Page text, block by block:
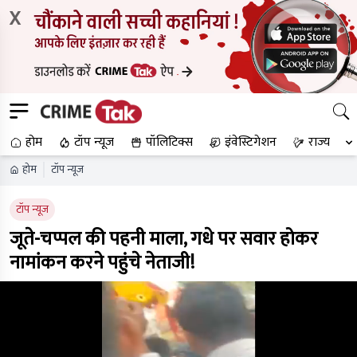
X
होम टॉप न्यूज पॉलिटिक्स इंवेस्टिगेशन राज्य
होम टॉप न्यूज
टॉप न्यूज
जूते-चप्पल की पहनी माला, गधे पर सवार होकर
नामांकन करने पहुंचे नेताजी!